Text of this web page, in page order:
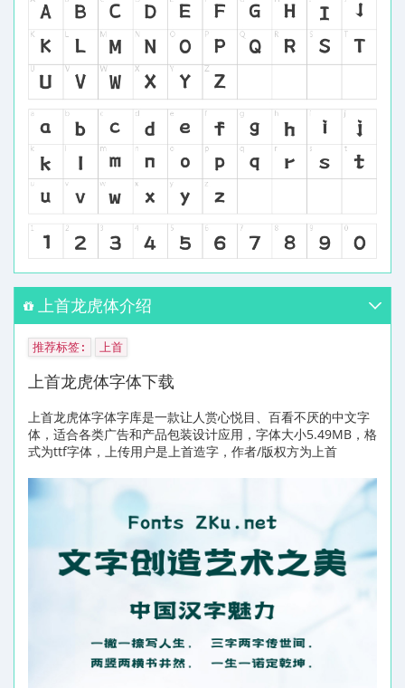
上首龙虎体介绍
推荐标签: 上首
上首龙虎体字体下载
上首龙虎体字体字库是一款让人赏心悦目、百看不厌的中文字
体，适合各类广告和产品包装设计应用，字体大小5.49MB，格
式为ttf字体，上传用户是上首造字，作者/版权方为上首